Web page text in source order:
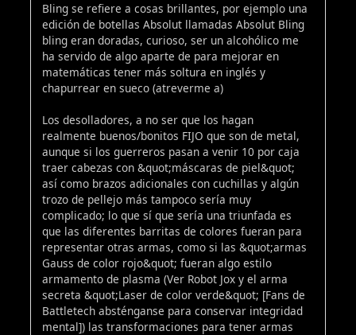
Bling se refiere a cosas brillantes, por ejemplo una
edición de botellas Absolut llamadas Absolut Bling
bling eran doradas, curioso, ser un alcohólico me
ha servido de algo aparte de para mejorar en
matemáticas tener más soltura en inglés y
chapurrear en sueco (atreverme a)
Los desolladores, a no ser que los hagan
realmente buenos/bonitos FIJO que son de metal,
aunque si los guerreros pasan a venir 10 por caja
traer cabezas con &quot;máscaras de piel&quot;
así como brazos adicionales con cuchillas y algún
trozo de pellejo más tampoco sería muy
complicado; lo que sí que sería una triunfada es
que las diferentes barritas de colores fueran para
representar otras armas, como si las &quot;armas
Gauss de color rojo&quot; fueran algo estilo
armamento de plasma (Ver Robot Jox y el arma
secreta &quot;Laser de color verde&quot; [Fans de
Battletech absténganse para conservar integridad
mental]) las transformaciones para tener armas